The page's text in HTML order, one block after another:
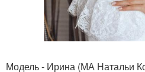
Модель - Ирина (МА Натальи